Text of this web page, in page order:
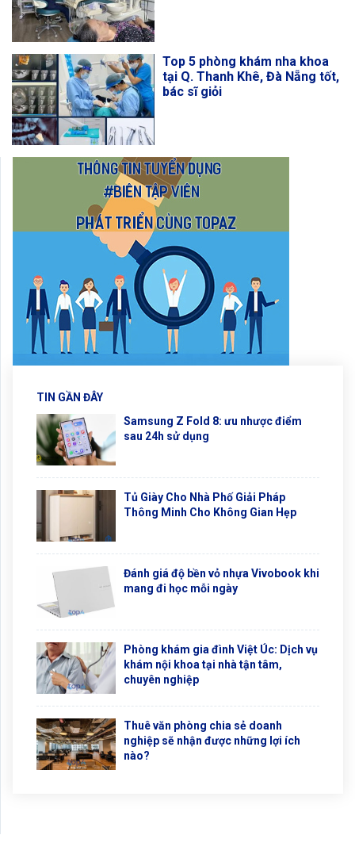
Top 5 phòng khám nha khoa
tại Q. Thanh Khê, Đà Nẵng tốt,
bác sĩ giỏi
TIN GẦN ĐÂY
Samsung Z Fold 8: ưu nhược điểm
sau 24h sử dụng
Tủ Giày Cho Nhà Phố Giải Pháp
Thông Minh Cho Không Gian Hẹp
Đánh giá độ bền vỏ nhựa Vivobook khi
mang đi học mỗi ngày
Phòng khám gia đình Việt Úc: Dịch vụ
khám nội khoa tại nhà tận tâm,
chuyên nghiệp
Thuê văn phòng chia sẻ doanh
nghiệp sẽ nhận được những lợi ích
nào?